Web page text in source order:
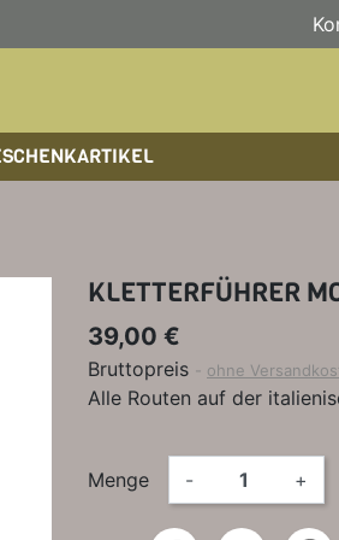
KLETTERFÜHRER
39,00 €
Bruttopreis ohne
Alle Routen auf der
Menge - +